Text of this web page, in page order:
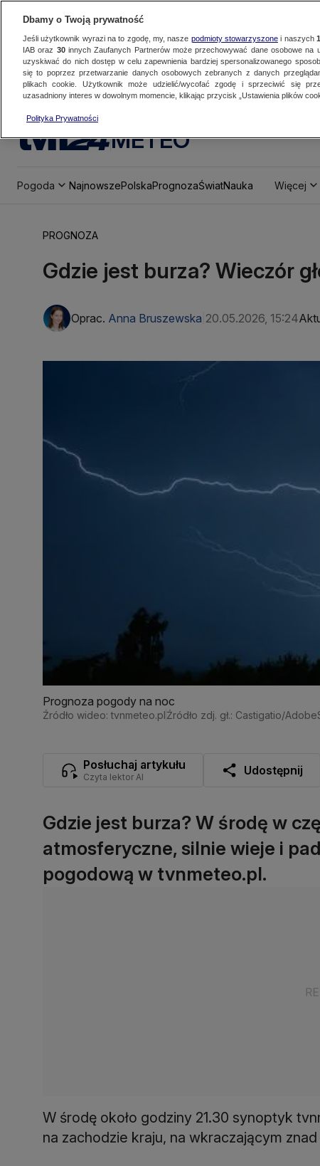
METEO
Pogoda NajnowszePolskaPrognozaŚwiatNauka Więcej
PROGNOZA
Gdzie jest burza? Wieczór
Oprac. Anna Bruszewska 20.05.2026, 15:24
Prognoza pogody na noc
Źródło wideo: tvnmeteo.plŹródło zdj. gł.: Castigatio/
Posłuchaj artykułu
Czyta lektor AI Udostępnij
Gdzie jest burza? W środę w
atmosferyczne, silnie wieje i
pogodową w tvnmeteo.pl.
W środę około godziny 21.30 synoptyk
na zachodzie kraju, na wkraczającym
Dbamy o Twoją prywatność
Jeśli użytkownik wyrazi na to zgodę, my, nasze podmioty stowarzyszonei naszych
IAB oraz 30innych Zaufanych Partnerów może przechowywać dane osobowe na
uzyskiwać do nich dostęp w celu zapewnienia bardziej spersonalizowanego
się to poprzez przetwarzanie danych osobowych zebranych z danych
plikach cookie. Użytkownik może udzielić/wycofać zgodę i sprzeciwić się
uzasadniony interes w dowolnym momencie, klikając przycisk „Ustawienia plików
Polityka Prywatności